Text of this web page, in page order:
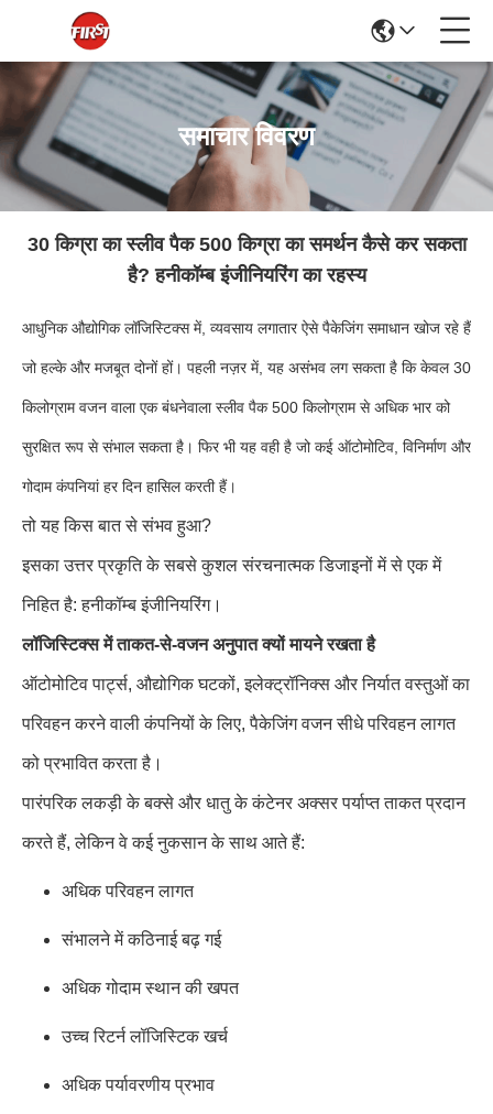
समाचार विवरण
30 किग्रा का स्लीव पैक 500 किग्रा का समर्थन कैसे कर सकता
है? हनीकॉम्ब इंजीनियरिंग का रहस्य
आधुनिक औद्योगिक लॉजिस्टिक्स में, व्यवसाय लगातार ऐसे पैकेजिंग समाधान खोज रहे हैं
जो हल्के और मजबूत दोनों हों। पहली नज़र में, यह असंभव लग सकता है कि केवल 30
किलोग्राम वजन वाला एक बंधनेवाला स्लीव पैक 500 किलोग्राम से अधिक भार को
सुरक्षित रूप से संभाल सकता है। फिर भी यह वही है जो कई ऑटोमोटिव, विनिर्माण और
गोदाम कंपनियां हर दिन हासिल करती हैं।
तो यह किस बात से संभव हुआ?
इसका उत्तर प्रकृति के सबसे कुशल संरचनात्मक डिजाइनों में से एक में
निहित है: हनीकॉम्ब इंजीनियरिंग।
लॉजिस्टिक्स में ताकत-से-वजन अनुपात क्यों मायने रखता है
ऑटोमोटिव पार्ट्स, औद्योगिक घटकों, इलेक्ट्रॉनिक्स और निर्यात वस्तुओं का
परिवहन करने वाली कंपनियों के लिए, पैकेजिंग वजन सीधे परिवहन लागत
को प्रभावित करता है।
पारंपरिक लकड़ी के बक्से और धातु के कंटेनर अक्सर पर्याप्त ताकत प्रदान
करते हैं, लेकिन वे कई नुकसान के साथ आते हैं:
अधिक परिवहन लागत
संभालने में कठिनाई बढ़ गई
अधिक गोदाम स्थान की खपत
उच्च रिटर्न लॉजिस्टिक खर्च
अधिक पर्यावरणीय प्रभाव